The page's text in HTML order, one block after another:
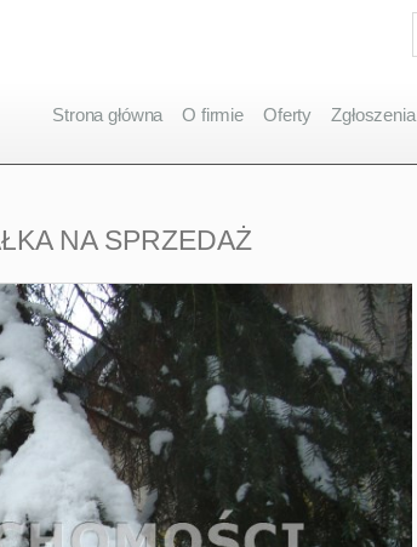
Strona główna O firmie Oferty Zgłoszenia
NA SPRZEDAŻ